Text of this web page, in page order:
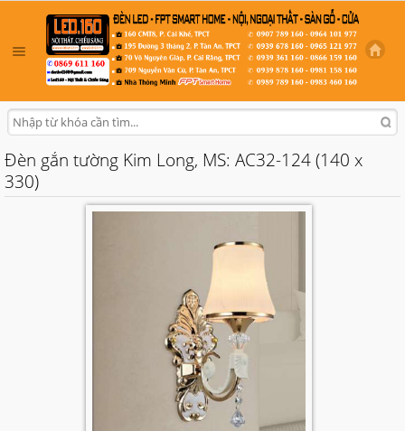
Đèn gắn tường Kim Long, MS: AC32-124 (140 x
330)